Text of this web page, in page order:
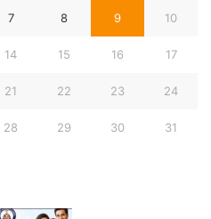
7 8 9 10
14 15 16 17
21 22 23 24
28 29 30 31